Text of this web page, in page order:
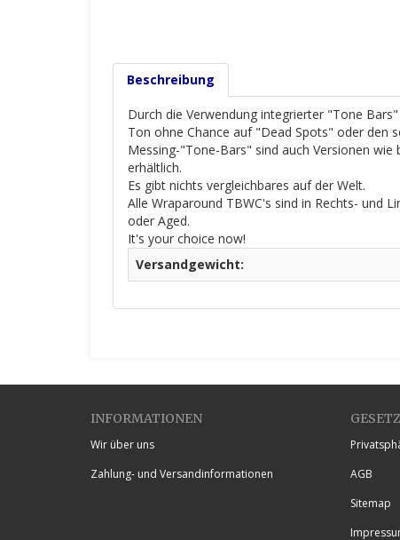
Beschreibung
Durch die Verwendung integrierter "Tone
Ton ohne Chance auf "Dead Spots" oder den
Messing-"Tone-Bars" sind auch Versionen
erhältlich.
Es gibt nichts vergleichbares auf der Welt.
Alle Wraparound TBWC's sind in Rechts- und
oder Aged.
It's your choice now!
Versandgewicht:
INFORMATIONEN
Wir über uns
Zahlung- und Versandinformationen
AGB
Sitemap